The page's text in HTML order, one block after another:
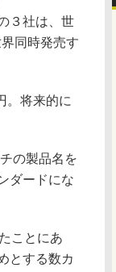
３社は、世
同時発売す
。将来的に
の製品名を
ダードにな
ことにあ
とする数カ